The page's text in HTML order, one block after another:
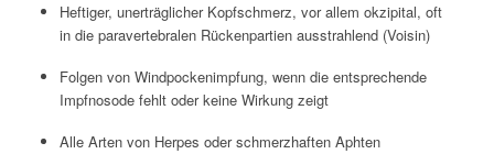
Heftiger, unerträglicher Kopfschmerz, vor allem okzipital, oft
in die paravertebralen Rückenpartien ausstrahlend (Voisin)
Folgen von Windpockenimpfung, wenn die entsprechende
Impfnosode fehlt oder keine Wirkung zeigt
Alle Arten von Herpes oder schmerzhaften Aphten